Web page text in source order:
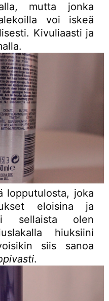
mutta jonka
voi iskeä
Kivuliaasti ja
lopputulosta, joka
eloisina ja
sellaista olen
hiuksiini
siis sanoa
.